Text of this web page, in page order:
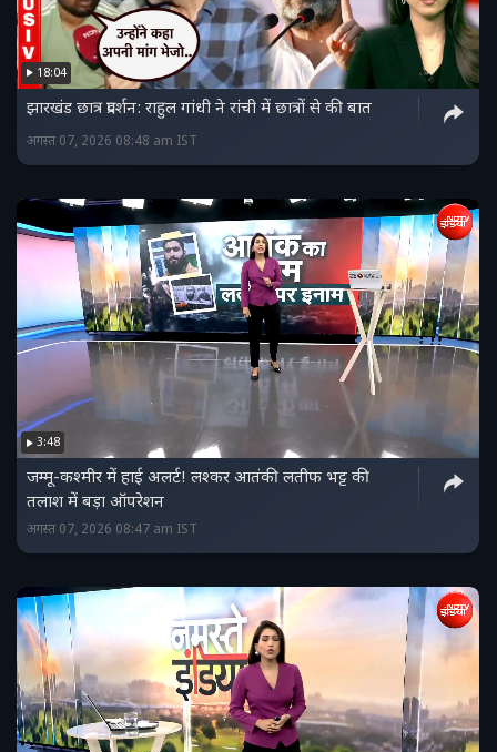
18:04
झारखंड छात्र प्रदर्शन: राहुल गांधी ने रांची में छात्रों से की बात
अगस्त 07, 2026 08:48 am IST
3:48
जम्मू-कश्मीर में हाई अलर्ट! लश्कर आतंकी लतीफ भट्ट की
तलाश में बड़ा ऑपरेशन
अगस्त 07, 2026 08:47 am IST